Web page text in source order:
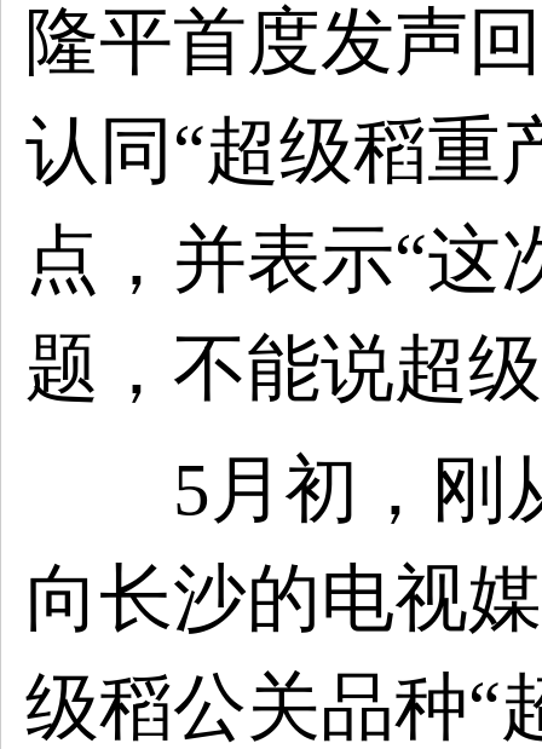
隆平首度发声
认同“超级稻重
点，并表示“这
题，不能说超
5月初，刚
向长沙的电视
级稻公关品种“